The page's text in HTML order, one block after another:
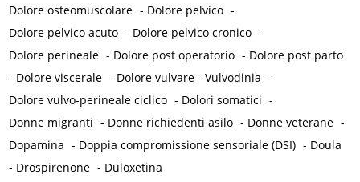
Dolore osteomuscolare - Dolore pelvico -
Dolore pelvico acuto - Dolore pelvico cronico -
Dolore perineale - Dolore post operatorio - Dolore post parto
- Dolore viscerale - Dolore vulvare - Vulvodinia -
Dolore vulvo-perineale ciclico - Dolori somatici -
Donne migranti - Donne richiedenti asilo - Donne veterane -
Dopamina - Doppia compromissione sensoriale (DSI) - Doula
- Drospirenone - Duloxetina